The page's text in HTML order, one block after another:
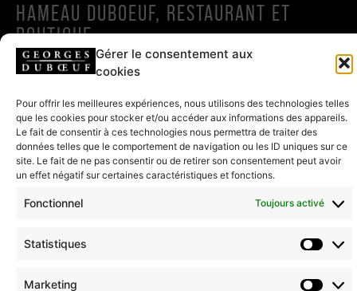
Gérer le consentement aux
cookies
Pour offrir les meilleures expériences, nous utilisons des technologies telles
que les cookies pour stocker et/ou accéder aux informations des appareils.
Le fait de consentir à ces technologies nous permettra de traiter des
données telles que le comportement de navigation ou les ID uniques sur ce
site. Le fait de ne pas consentir ou de retirer son consentement peut avoir
un effet négatif sur certaines caractéristiques et fonctions.
Fonctionnel Toujours activé
Statistiques
Marketing
HAMEAU DUBOEUF, RESTAURANT ET
BOUTIQUE
796 route de la Gare
71570 Romanèche-Thorins
T. + (33)03 85 35 22 22
ÉCRIRE AU HAMEAU